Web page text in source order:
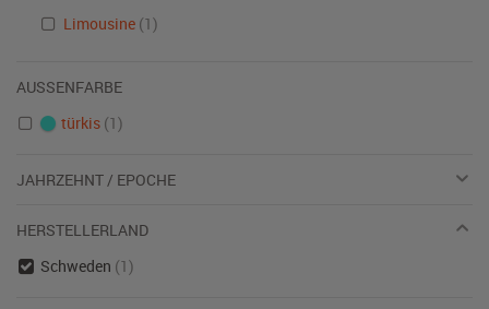
Limousine (1)
AUSSENFARBE
türkis (1)
JAHRZEHNT / EPOCHE
HERSTELLERLAND
Schweden (1)